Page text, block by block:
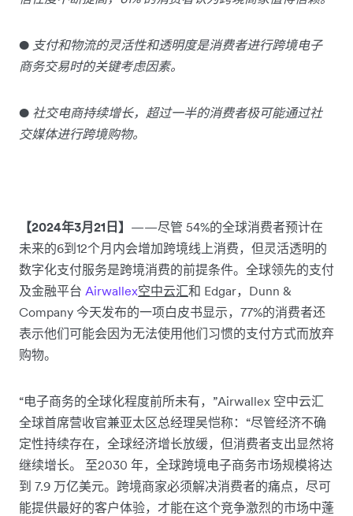
● 支付和物流的灵活性和透明度是消费者进行跨境电子
商务交易时的关键考虑因素。
● 社交电商持续增长，超过一半的消费者极可能通过社
交媒体进行跨境购物。
【2024年3月21日】 ——尽管 54%的全球消费者预计在
未来的6到12个月内会增加跨境线上消费，但灵活透明的
数字化支付服务是跨境消费的前提条件。全球领先的支付
及金融平台 Airwallex空中云汇和 Edgar，Dunn &
Company 今天发布的一项白皮书显示，77%的消费者还
表示他们可能会因为无法使用他们习惯的支付方式而放弃
购物。
“电子商务的全球化程度前所未有，”Airwallex 空中云汇
全球首席营收官兼亚太区总经理吴恺称：“尽管经济不确
定性持续存在，全球经济增长放缓，但消费者支出显然将
继续增长。 至2030 年，全球跨境电子商务市场规模将达
到 7.9 万亿美元。跨境商家必须解决消费者的痛点，尽可
能提供最好的客户体验，才能在这个竞争激烈的市场中蓬